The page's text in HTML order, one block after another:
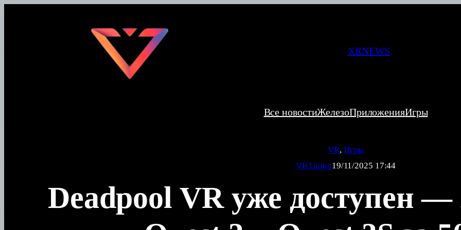
XRNEWS
Все новостиЖелезоПриложенияИгры
VR, Игры
VR Union19/11/2025 17:44
Deadpool VR уже доступен